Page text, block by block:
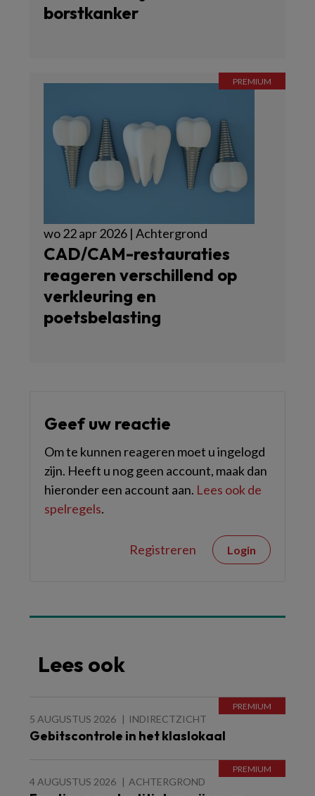
borstkanker
wo 22 apr 2026 | Achtergrond
CAD/CAM-restauraties
reageren verschillend op
verkleuring en
poetsbelasting
Geef uw reactie
Om te kunnen reageren moet u ingelogd
zijn. Heeft u nog geen account, maak dan
hieronder een account aan. Lees ook de
spelregels.
Registreren Login
Lees ook
5 AUGUSTUS 2026 INDIRECTZICHT
Gebitscontrole in het klaslokaal
4 AUGUSTUS 2026 ACHTERGROND